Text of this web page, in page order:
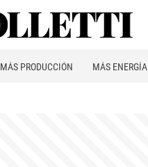
MÁS PRODUCCIÓN MÁS ENERGÍA